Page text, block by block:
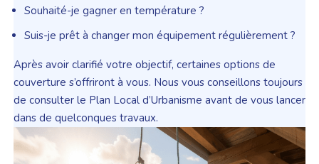
Souhaité-je gagner en température ?
Suis-je prêt à changer mon équipement régulièrement ?
Après avoir clarifié votre objectif, certaines options de
couverture s’offriront à vous. Nous vous conseillons toujours
de consulter le Plan Local d’Urbanisme avant de vous lancer
dans de quelconques travaux.